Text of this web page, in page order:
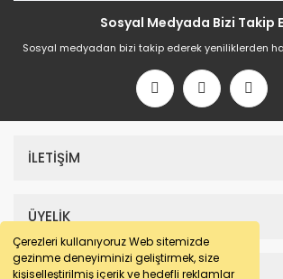
Çerezleri kullanıyoruz Web sitemizde
gezinme deneyiminizi geliştirmek, size
kişiselleştirilmiş içerik ve hedefli reklamlar
Sosyal Medyada Bizi Takip
Sosyal medyadan bizi takip ederek yeniliklerden
İLETİŞİM
ÜYELİK
SAYFALAR